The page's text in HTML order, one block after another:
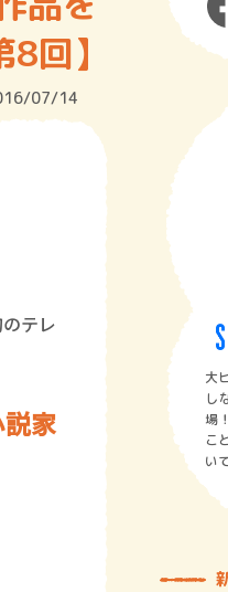
回】
07/14
テレ
家
大
し
場
こ
い